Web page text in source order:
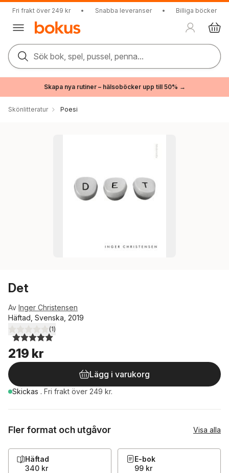
Fri frakt över 249 kr • Snabba leveranser • Billiga böcker
Sök bok, spel, pussel, penna...
Skapa nya rutiner – hälsoböcker upp till 50% →
Skönlitteratur Poesi
Det
Av Inger Christensen
Häftad, Svenska, 2019
5,0utav 5 stjärnor. Totalt antal röster:
(1)
219 kr
Lägg i varukorg
Skickas . Fri frakt över 249 kr.
Fler format och utgåvor Visa alla
Häftad
340 kr
E-bok
99 kr